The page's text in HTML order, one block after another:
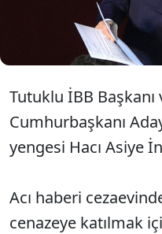
Tutuklu İBB Başkanı
Cumhurbaşkanı
yengesi Hacı Asiye
Acı haberi
cenazeye katılmak